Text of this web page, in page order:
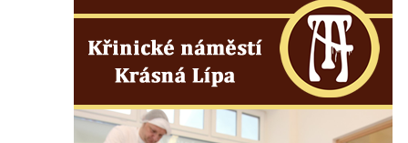
Kostel svatého Klementa v Levém Hradci
Kostel Wang (Karpacz – Bierutowice,
Kamenice